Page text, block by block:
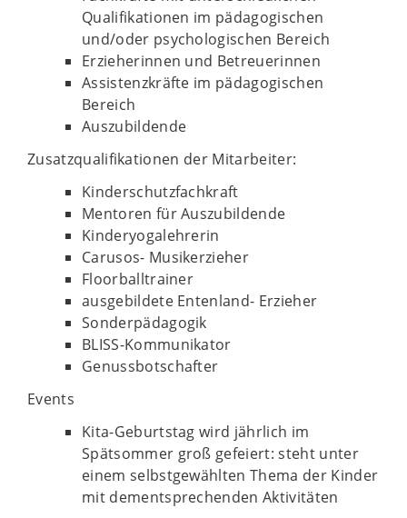
Qualifikationen im pädagogischen
und/oder psychologischen Bereich
Erzieherinnen und Betreuerinnen
Assistenzkräfte im pädagogischen
Bereich
Auszubildende
Zusatzqualifikationen der Mitarbeiter:
Kinderschutzfachkraft
Mentoren für Auszubildende
Kinderyogalehrerin
Carusos- Musikerzieher
Floorballtrainer
ausgebildete Entenland- Erzieher
Sonderpädagogik
BLISS-Kommunikator
Genussbotschafter
Events
Kita-Geburtstag wird jährlich im
Spätsommer groß gefeiert: steht unter
einem selbstgewählten Thema der Kinder
mit dementsprechenden Aktivitäten